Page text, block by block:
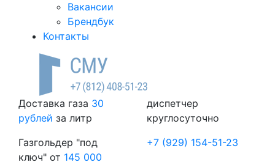
Вакансии
Брендбук
Контакты
Доставка газа 30
рублей за литр
Газгольдер "под
ключ" от 145 000
диспетчер
круглосуточно
+7 (929) 154-51-23